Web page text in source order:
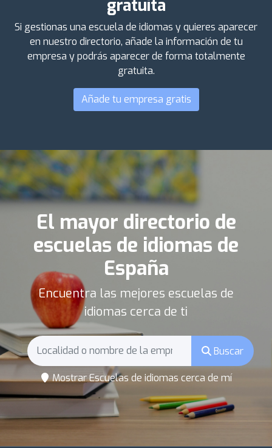
gratuita
Si gestionas una escuela de idiomas y quieres aparecer
en nuestro directorio, añade la información de tu
empresa y podrás aparecer de forma totalmente
gratuita.
Añade tu empresa gratis
El mayor directorio de
escuelas de idiomas de
España
Encuentra las mejores escuelas de
idiomas cerca de ti
Buscar
Mostrar Escuelas de idiomas cerca de mí